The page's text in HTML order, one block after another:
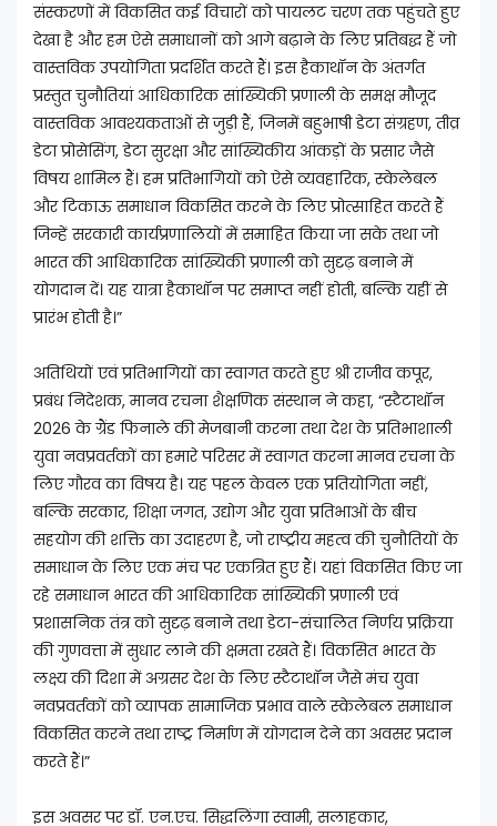
संस्करणों में विकसित कई विचारों को पायलट चरण तक पहुंचते हुए
देखा है और हम ऐसे समाधानों को आगे बढ़ाने के लिए प्रतिबद्ध हैं जो
वास्तविक उपयोगिता प्रदर्शित करते हैं। इस हैकाथॉन के अंतर्गत
प्रस्तुत चुनौतियां आधिकारिक सांख्यिकी प्रणाली के समक्ष मौजूद
वास्तविक आवश्यकताओं से जुड़ी हैं, जिनमें बहुभाषी डेटा संग्रहण, तीव्र
डेटा प्रोसेसिंग, डेटा सुरक्षा और सांख्यिकीय आंकड़ों के प्रसार जैसे
विषय शामिल हैं। हम प्रतिभागियों को ऐसे व्यवहारिक, स्केलेबल
और टिकाऊ समाधान विकसित करने के लिए प्रोत्साहित करते हैं
जिन्हें सरकारी कार्यप्रणालियों में समाहित किया जा सके तथा जो
भारत की आधिकारिक सांख्यिकी प्रणाली को सुदृढ़ बनाने में
योगदान दें। यह यात्रा हैकाथॉन पर समाप्त नहीं होती, बल्कि यहीं से
प्रारंभ होती है।”
अतिथियों एवं प्रतिभागियों का स्वागत करते हुए श्री राजीव कपूर,
प्रबंध निदेशक, मानव रचना शैक्षणिक संस्थान ने कहा, “स्टैटाथॉन
2026 के ग्रैंड फिनाले की मेजबानी करना तथा देश के प्रतिभाशाली
युवा नवप्रवर्तकों का हमारे परिसर में स्वागत करना मानव रचना के
लिए गौरव का विषय है। यह पहल केवल एक प्रतियोगिता नहीं,
बल्कि सरकार, शिक्षा जगत, उद्योग और युवा प्रतिभाओं के बीच
सहयोग की शक्ति का उदाहरण है, जो राष्ट्रीय महत्व की चुनौतियों के
समाधान के लिए एक मंच पर एकत्रित हुए हैं। यहां विकसित किए जा
रहे समाधान भारत की आधिकारिक सांख्यिकी प्रणाली एवं
प्रशासनिक तंत्र को सुदृढ़ बनाने तथा डेटा-संचालित निर्णय प्रक्रिया
की गुणवत्ता में सुधार लाने की क्षमता रखते हैं। विकसित भारत के
लक्ष्य की दिशा में अग्रसर देश के लिए स्टैटाथॉन जैसे मंच युवा
नवप्रवर्तकों को व्यापक सामाजिक प्रभाव वाले स्केलेबल समाधान
विकसित करने तथा राष्ट्र निर्माण में योगदान देने का अवसर प्रदान
करते हैं।”
इस अवसर पर डॉ. एन.एच. सिद्धलिंगा स्वामी, सलाहकार,